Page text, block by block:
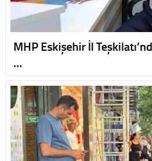
MHP Eskişehir İl
…